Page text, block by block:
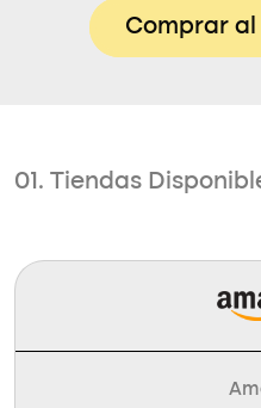
Comprar
01. Tiendas